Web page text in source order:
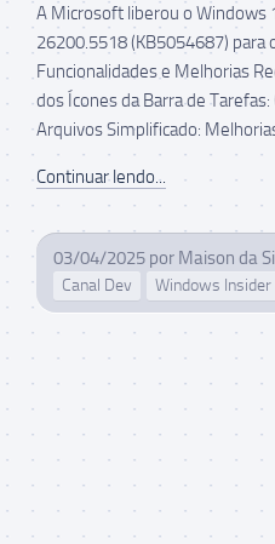
A Microsoft liberou o Windows
26200.5518 (KB5054687) para
Funcionalidades e Melhorias
dos Ícones da Barra de
Arquivos Simplificado:
Continuar lendo...
03/04/2025 por Maison da
Canal Dev Windows Insider